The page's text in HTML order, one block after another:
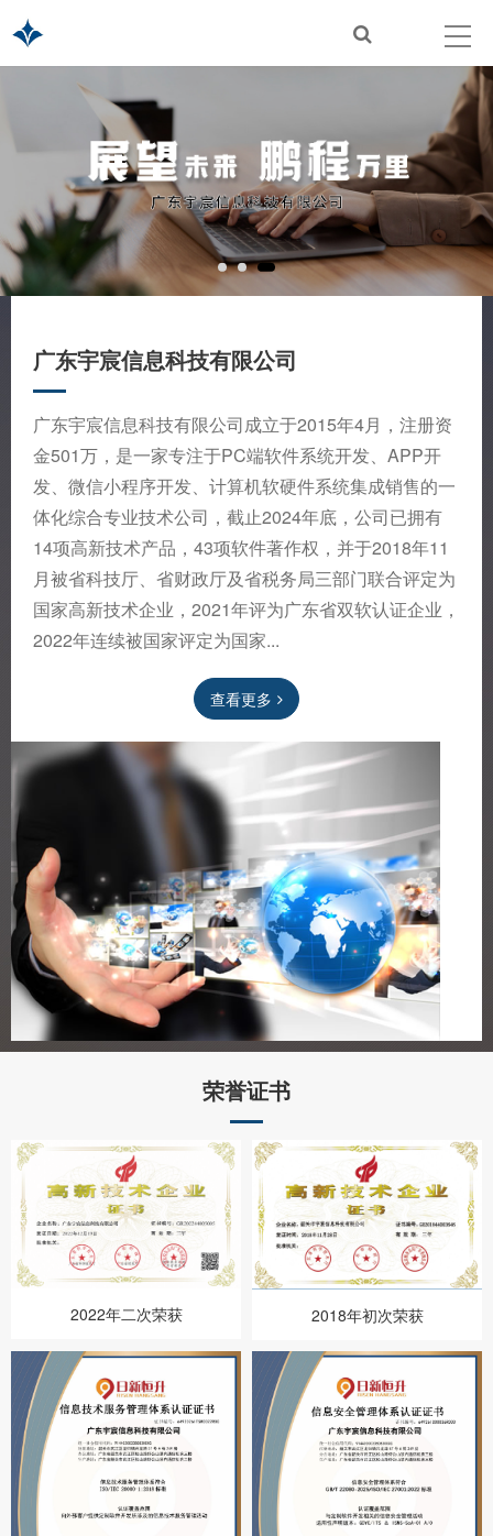
广东宇宸信息科技有限公司
广东宇宸信息科技有限公司成立于2015年4月，注册资
金501万，是一家专注于PC端软件系统开发、APP开
发、微信小程序开发、计算机软硬件系统集成销售的一
体化综合专业技术公司，截止2024年底，公司已拥有
14项高新技术产品，43项软件著作权，并于2018年11
月被省科技厅、省财政厅及省税务局三部门联合评定为
国家高新技术企业，2021年评为广东省双软认证企业，
2022年连续被国家评定为国家...
查看更多
荣誉证书
2022年二次荣获 2018年初次荣获